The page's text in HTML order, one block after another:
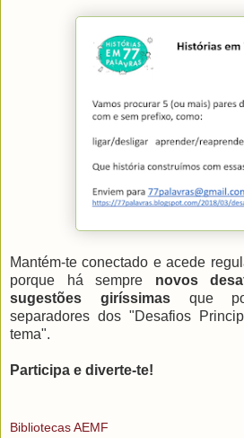
Mantém-te conectado e acede
porque há sempre novos
sugestões giríssimasque
separadores dos "Desafios
tema".
Participa e diverte-te!
Bibliotecas AEMF